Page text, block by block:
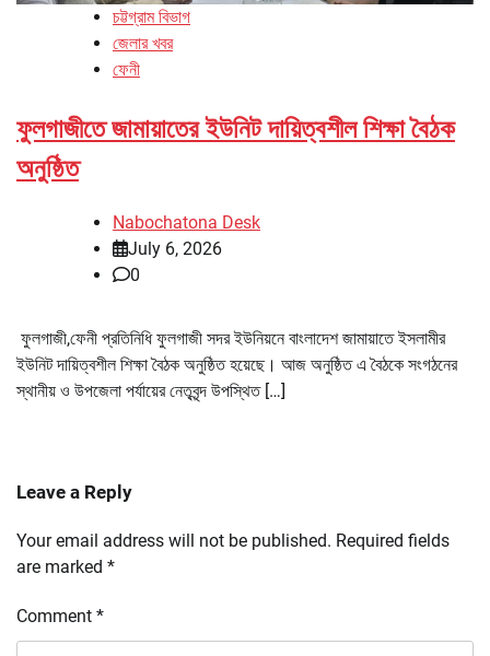
চট্টগ্রাম বিভাগ
জেলার খবর
ফেনী
ফুলগাজীতে জামায়াতের ইউনিট দায়িত্বশীল শিক্ষা বৈঠক
অনুষ্ঠিত
Nabochatona Desk
July 6, 2026
0
ফুলগাজী,ফেনী প্রতিনিধি ফুলগাজী সদর ইউনিয়নে বাংলাদেশ জামায়াতে ইসলামীর
ইউনিট দায়িত্বশীল শিক্ষা বৈঠক অনুষ্ঠিত হয়েছে। আজ অনুষ্ঠিত এ বৈঠকে সংগঠনের
স্থানীয় ও উপজেলা পর্যায়ের নেতৃবৃন্দ উপস্থিত […]
Leave a Reply
Your email address will not be published. Required fields
are marked *
Comment *